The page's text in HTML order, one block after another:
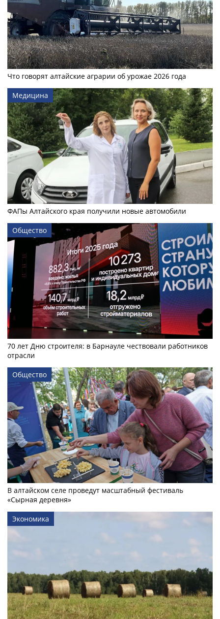
Что говорят алтайские аграрии об урожае 2026 года
Медицина
ФАПы Алтайского края получили новые автомобили
Общество
70 лет Дню строителя: в Барнауле чествовали работников
отрасли
Общество
В алтайском селе проведут масштабный фестиваль
«Сырная деревня»
Экономика